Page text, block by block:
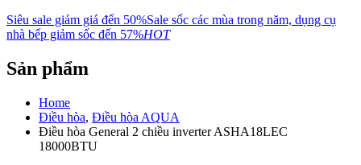
Siêu sale giảm giá đến 50%Sale sốc các mùa trong năm, dụng cụ
nhà bếp giảm sốc đến 57%HOT
Sản phẩm
Home
Điều hòa, Điều hòa AQUA
Điều hòa General 2 chiều inverter ASHA18LEC
18000BTU